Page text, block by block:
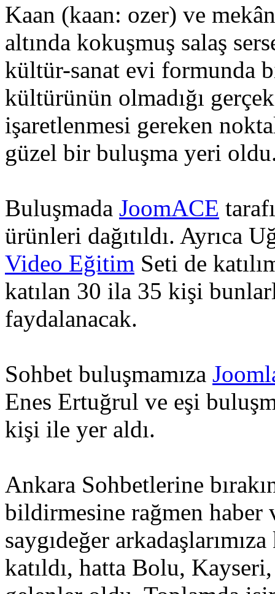
Kaan (kaan: ozer) ve
altında kokuşmuş salaş
kültür-sanat evi formunda
kültürünün olmadığı
işaretlenmesi gereken
güzel bir buluşma yeri
Buluşmada JoomACE
ürünleri dağıtıldı. Ayrıca
Video Eğitim Seti de
katılan 30 ila 35 kişi
faydalanacak.
Sohbet buluşmamıza
Enes Ertuğrul ve eşi
kişi ile yer aldı.
Ankara Sohbetlerine
bildirmesine rağmen haber
saygıdeğer
katıldı, hatta Bolu,